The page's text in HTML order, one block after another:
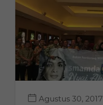
Agustus 30, 2017